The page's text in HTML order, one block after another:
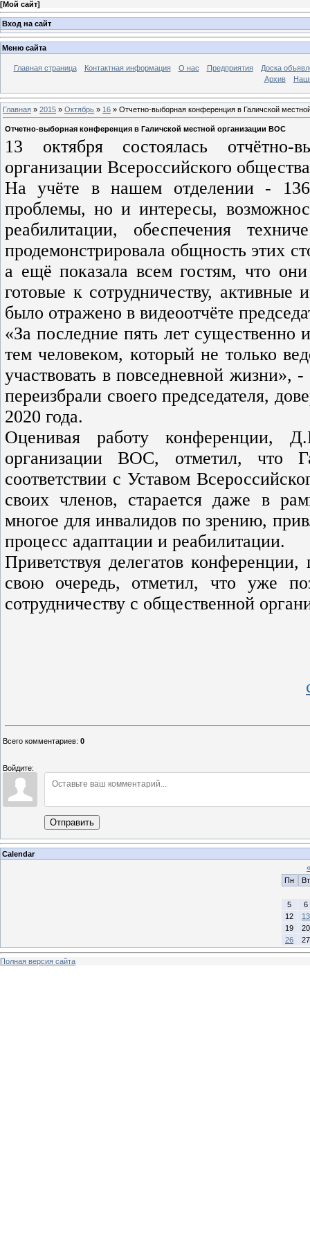
[Мой сайт]
Вход на сайт
Меню сайта
Главная страница Контактная информация О нас Предприятия
Доска
Архив
Главная » 2015 » Октябрь » 16 » Отчетно-выборная конференция в Галичской
Отчетно-выборная конференция в Галичской местной организации ВОС
13 октября состоялась отчётно-
организации Всероссийского
На учёте в нашем отделении -
проблемы, но и интересы,
реабилитации, обеспечения
продемонстрировала общность этих
а ещё показала всем гостям, что
готовые к сотрудничеству,
было отражено в видеоотчёте
«За последние пять лет
тем человеком, который не только
участвовать в повседневной жизни»,
переизбрали своего председателя,
2020 года.
Оценивая работу конференции,
организации ВОС, отметил, что
соответствии с Уставом
своих членов, старается даже в
многое для инвалидов по зрению,
процесс адаптации и реабилитации.
Приветствуя делегатов
свою очередь, отметил, что уже
сотрудничеству с общественной
Всего комментариев: 0
Войдите:
Отправить
Calendar
«
Пн
Вт
5
6
12
13
19
20
26
27
Полная версия сайта